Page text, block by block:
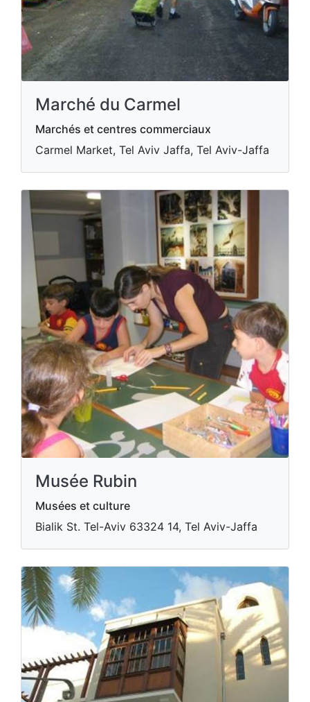
Marché du Carmel
Marchés et centres commerciaux
Carmel Market, Tel Aviv Jaffa, Tel Aviv-Jaffa
Musée Rubin
Musées et culture
Bialik St. Tel-Aviv​ 63324 14, Tel Aviv-Jaffa